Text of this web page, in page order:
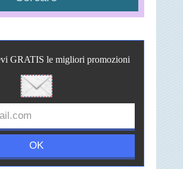
GRATIS le migliori promozioni